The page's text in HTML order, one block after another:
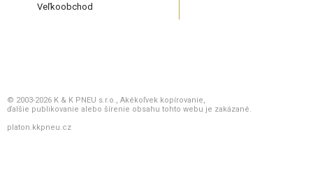
Veľkoobchod
© 2003-2026 K & K PNEU s.r.o., Akékoľvek kopírovanie,
ďalšie publikovanie alebo šírenie obsahu tohto webu je zakázané.
platon.kkpneu.cz